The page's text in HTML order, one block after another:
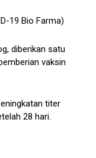
19 Bio Farma)
diberikan satu
vaksin
titer
28 hari.